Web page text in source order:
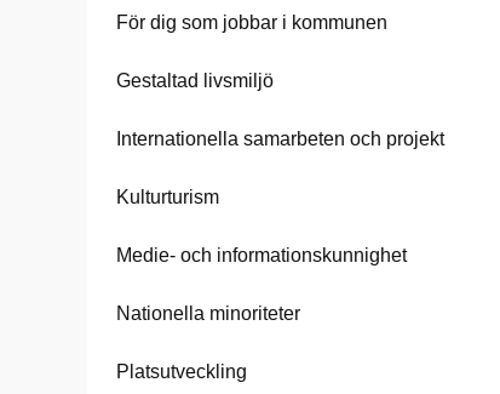
För dig som jobbar i kommunen
Gestaltad livsmiljö
Internationella samarbeten och projekt
Kulturturism
Medie- och informationskunnighet
Nationella minoriteter
Platsutveckling